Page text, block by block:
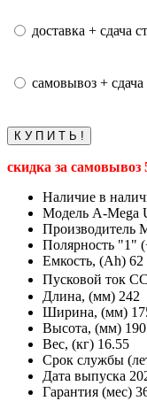
доставка + сдача
самовывоз + сдача
скидка за самовывоз
Наличие в
Модель A-Mega
Производитель
Полярность "1"
Емкость, (Ah) 62
Пусковой ток
Длина, (мм) 242
Ширина, (мм)
Высота, (мм) 190
Вес, (кг) 16.55
Срок службы
Дата выпуска
Гарантия (мес)